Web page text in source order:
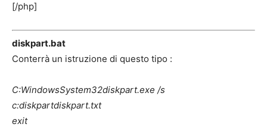
[/php]
diskpart.bat
Conterrà un istruzione di questo tipo :
C:WindowsSystem32diskpart.exe /s
c:diskpartdiskpart.txt
exit